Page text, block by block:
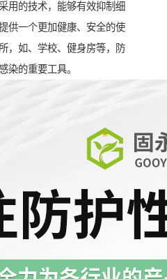
用的技术，能够有效抑制细
供一个更加健康、安全的使
，如、学校、健身房等，防
染的重要工具。